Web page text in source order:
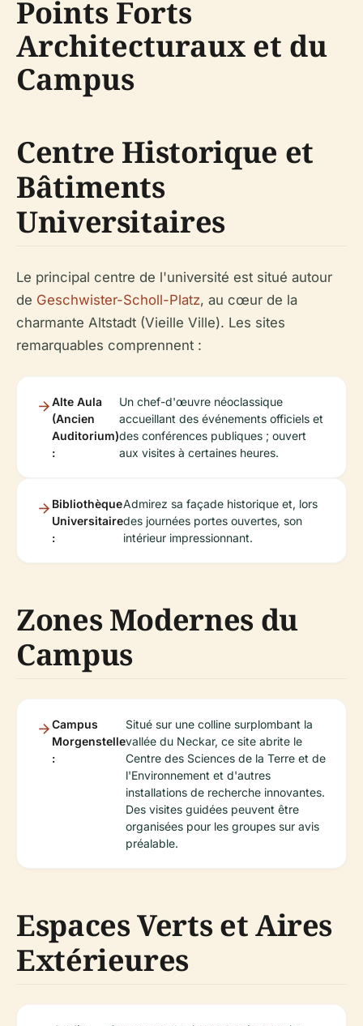
Points Forts
Architecturaux et du
Campus
Centre Historique et
Bâtiments
Universitaires
Le principal centre de l'université est situé autour
de Geschwister-Scholl-Platz, au cœur de la
charmante Altstadt (Vieille Ville). Les sites
remarquables comprennent :
Alte Aula
(Ancien
Auditorium)
:
Un chef-d'œuvre néoclassique
accueillant des événements officiels et
des conférences publiques ; ouvert
aux visites à certaines heures.
Bibliothèque
Universitaire
:
Admirez sa façade historique et, lors
des journées portes ouvertes, son
intérieur impressionnant.
Zones Modernes du
Campus
Campus
Morgenstelle
:
Situé sur une colline surplombant la
vallée du Neckar, ce site abrite le
Centre des Sciences de la Terre et de
l'Environnement et d'autres
installations de recherche innovantes.
Des visites guidées peuvent être
organisées pour les groupes sur avis
préalable.
Espaces Verts et Aires
Extérieures